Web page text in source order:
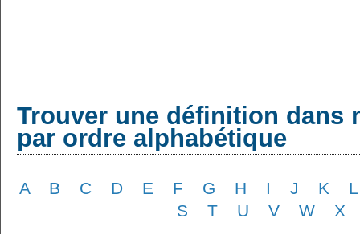
Trouver une définition dans
par ordre alphabétique
A B C D E F G H I J K
L
S
T U V W X